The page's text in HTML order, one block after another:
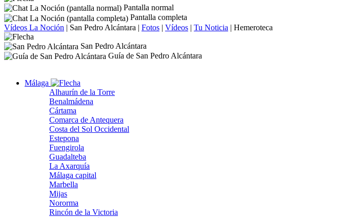
Pantalla normal
Pantalla completa
Vídeos La Noción | San Pedro Alcántara | Fotos | Vídeos | Tu Noticia | Hemeroteca
San Pedro Alcántara
Guía de San Pedro Alcántara
Málaga
Alhaurín de la Torre
Benalmádena
Cártama
Comarca de Antequera
Costa del Sol Occidental
Estepona
Fuengirola
Guadalteba
La Axarquía
Málaga capital
Marbella
Mijas
Nororma
Rincón de la Victoria